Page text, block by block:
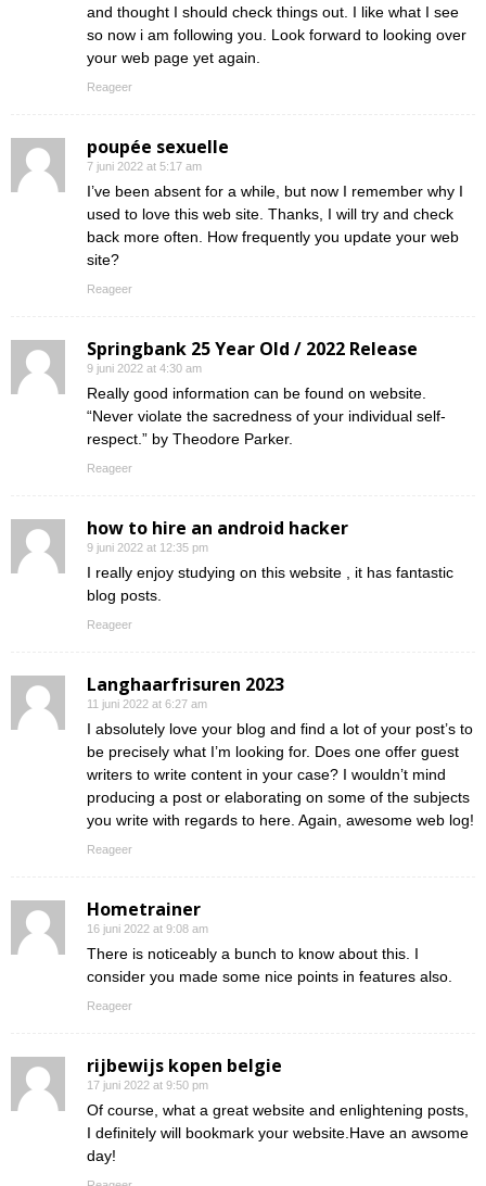
and thought I should check things out. I like what I see
so now i am following you. Look forward to looking over
your web page yet again.
Reageer
poupée sexuelle
7 juni 2022 at 5:17 am
I’ve been absent for a while, but now I remember why I
used to love this web site. Thanks, I will try and check
back more often. How frequently you update your web
site?
Reageer
Springbank 25 Year Old / 2022 Release
9 juni 2022 at 4:30 am
Really good information can be found on website.
“Never violate the sacredness of your individual self-
respect.” by Theodore Parker.
Reageer
how to hire an android hacker
9 juni 2022 at 12:35 pm
I really enjoy studying on this website , it has fantastic
blog posts.
Reageer
Langhaarfrisuren 2023
11 juni 2022 at 6:27 am
I absolutely love your blog and find a lot of your post’s to
be precisely what I’m looking for. Does one offer guest
writers to write content in your case? I wouldn’t mind
producing a post or elaborating on some of the subjects
you write with regards to here. Again, awesome web log!
Reageer
Hometrainer
16 juni 2022 at 9:08 am
There is noticeably a bunch to know about this. I
consider you made some nice points in features also.
Reageer
rijbewijs kopen belgie
17 juni 2022 at 9:50 pm
Of course, what a great website and enlightening posts,
I definitely will bookmark your website.Have an awsome
day!